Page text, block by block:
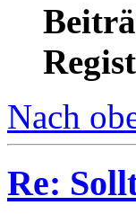
Nach
Re: